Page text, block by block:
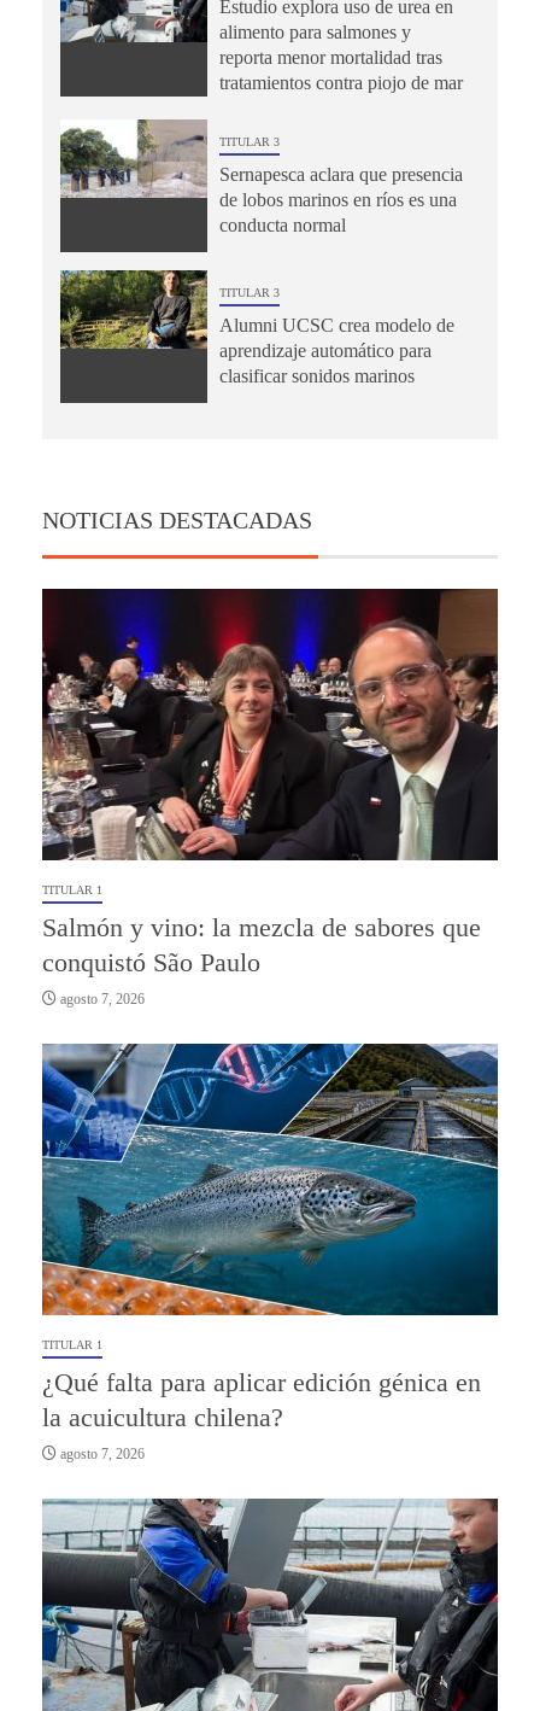
Estudio explora uso de urea en
alimento para salmones y
reporta menor mortalidad tras
tratamientos contra piojo de mar
TITULAR 3
Sernapesca aclara que presencia
de lobos marinos en ríos es una
conducta normal
TITULAR 3
Alumni UCSC crea modelo de
aprendizaje automático para
clasificar sonidos marinos
NOTICIAS DESTACADAS
TITULAR 1
Salmón y vino: la mezcla de sabores que
conquistó São Paulo
agosto 7, 2026
TITULAR 1
¿Qué falta para aplicar edición génica en
la acuicultura chilena?
agosto 7, 2026